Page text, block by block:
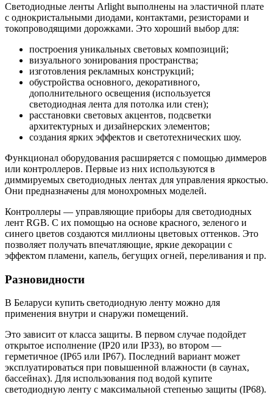
Светодиодные ленты Arlight выполнены на эластичной плате
с однокристальными диодами, контактами, резисторами и
токопроводящими дорожками. Это хороший выбор для:
построения уникальных световых композиций;
визуального зонирования пространства;
изготовления рекламных конструкций;
обустройства основного, декоративного,
дополнительного освещения (используется
светодиодная лента для потолка или стен);
расстановки световых акцентов, подсветки
архитектурных и дизайнерских элементов;
создания ярких эффектов и светотехнических шоу.
Функционал оборудования расширяется с помощью диммеров
или контроллеров. Первые из них используются в
диммируемых светодиодных лентах для управления яркостью.
Они предназначены для монохромных моделей.
Контроллеры — управляющие приборы для светодиодных
лент RGB. С их помощью на основе красного, зеленого и
синего цветов создаются миллионы цветовых оттенков. Это
позволяет получать впечатляющие, яркие декорации с
эффектом пламени, капель, бегущих огней, переливания и пр.
Разновидности
В Беларуси купить светодиодную ленту можно для
применения внутри и снаружи помещений.
Это зависит от класса защиты. В первом случае подойдет
открытое исполнение (IP20 или IP33), во втором —
герметичное (IP65 или IP67). Последний вариант может
эксплуатироваться при повышенной влажности (в саунах,
бассейнах). Для использования под водой купите
светодиодную ленту с максимальной степенью защиты (IP68).